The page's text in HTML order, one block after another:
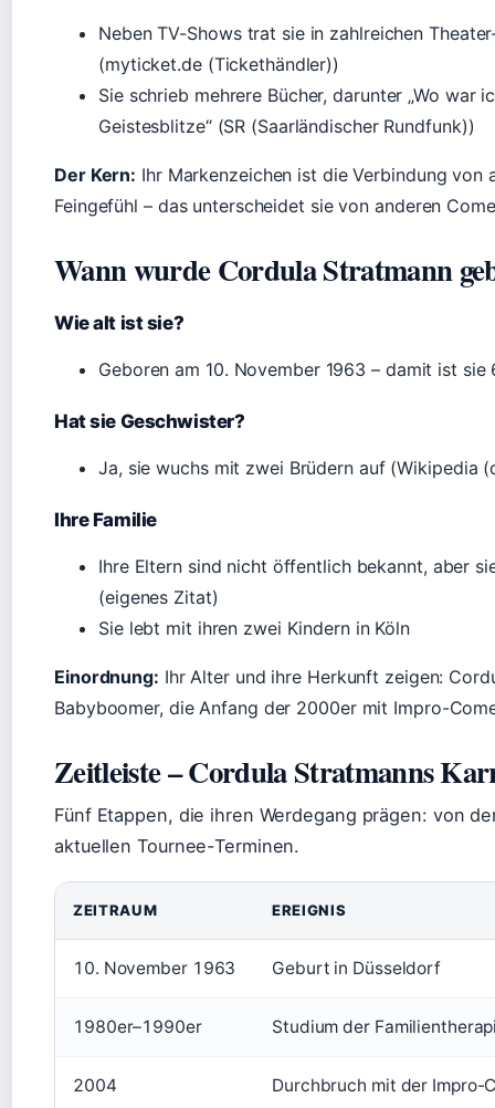
Neben TV-Shows trat sie in zahlreichen
(myticket.de (Tickethändler))
Sie schrieb mehrere Bücher, darunter „Wo war
Geistesblitze“ (SR (Saarländischer Rundfunk))
Der Kern: Ihr Markenzeichen ist die Verbindung
Feingefühl – das unterscheidet sie von anderen
Wann wurde Cordula Stratmann
Wie alt ist sie?
Geboren am 10. November 1963 – damit ist
Hat sie Geschwister?
Ja, sie wuchs mit zwei Brüdern auf (Wikipedia
Ihre Familie
Ihre Eltern sind nicht öffentlich bekannt, aber
(eigenes Zitat)
Sie lebt mit ihren zwei Kindern in Köln
Einordnung: Ihr Alter und ihre Herkunft zeigen:
Babyboomer, die Anfang der 2000er mit Impro-
Zeitleiste – Cordula Stratmanns
Fünf Etappen, die ihren Werdegang prägen: von
aktuellen Tournee-Terminen.
ZEITRAUM EREIGNIS
10. November 1963 Geburt in Düsseldorf
1980er–1990er Studium der
2004 Durchbruch mit der Impro-